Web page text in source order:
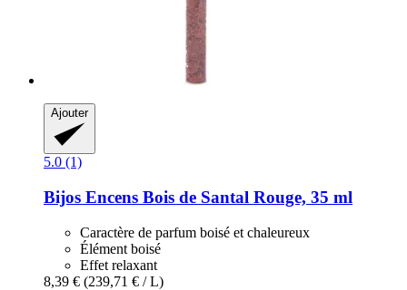
Ajouter
5.0 (1)
Bijos Encens Bois de Santal Rouge, 35 ml
Caractère de parfum boisé et chaleureux
Élément boisé
Effet relaxant
8,39 € (239,71 € / L)